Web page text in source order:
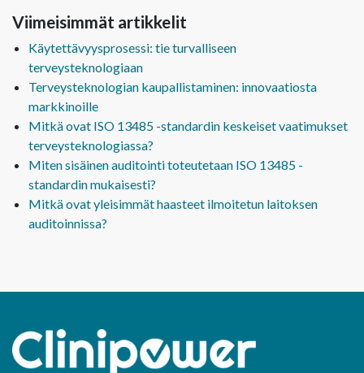
Viimeisimmät artikkelit
Käytettävyysprosessi: tie turvalliseen
terveysteknologiaan
Terveysteknologian kaupallistaminen: innovaatiosta
markkinoille
Mitkä ovat ISO 13485 -standardin keskeiset vaatimukset
terveysteknologiassa?
Miten sisäinen auditointi toteutetaan ISO 13485 -
standardin mukaisesti?
Mitkä ovat yleisimmät haasteet ilmoitetun laitoksen
auditoinnissa?